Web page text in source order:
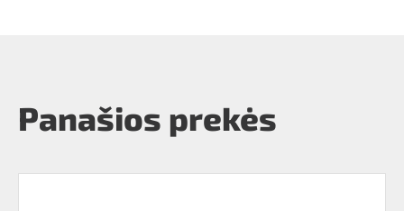
Panašios prekės